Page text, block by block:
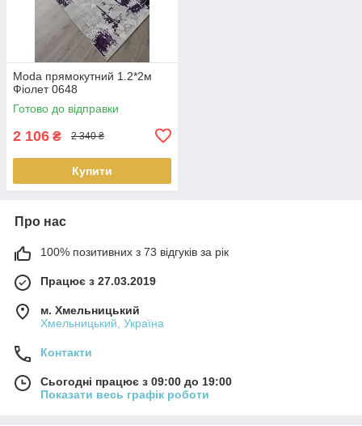
Moda прямокутний 1.2*2м
Фіолет 0648
Готово до відправки
2 106 ₴ 2 340 ₴
Купити
Про нас
100% позитивних з 73 відгуків за рік
Працює з 27.03.2019
м. Хмельницький
Хмельницький, Україна
Контакти
Сьогодні працює з 09:00 до 19:00
Показати весь графік роботи